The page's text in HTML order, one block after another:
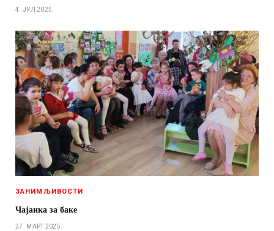
4. ЈУЛ 2025.
ЗАНИМЉИВОСТИ
Чајанка за баке
27. МАРТ 2025.